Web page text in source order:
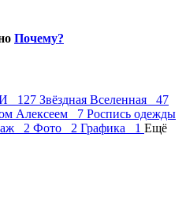
Почему?
127 Звёздная Вселенная 47
Алексеем 7 Роспись одежды
2 Фото 2 Графика 1 Ещё